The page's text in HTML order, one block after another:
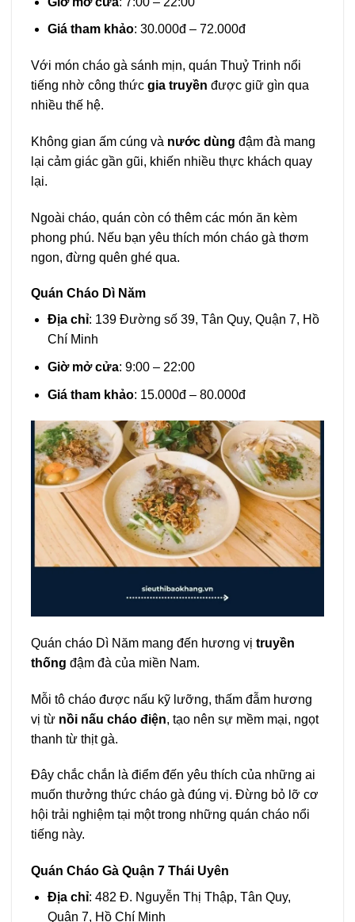
Giá tham khảo: 30.000đ – 72.000đ
Với món cháo gà sánh mịn, quán Thuỷ Trinh nổi
tiếng nhờ công thức gia truyền được giữ gìn qua
nhiều thế hệ.
Không gian ấm cúng và nước dùng đậm đà mang
lại cảm giác gần gũi, khiến nhiều thực khách quay
lại.
Ngoài cháo, quán còn có thêm các món ăn kèm
phong phú. Nếu bạn yêu thích món cháo gà thơm
ngon, đừng quên ghé qua.
Quán Cháo Dì Năm
Địa chỉ: 139 Đường số 39, Tân Quy, Quận 7, Hồ
Chí Minh
Giờ mở cửa: 9:00 – 22:00
Giá tham khảo: 15.000đ – 80.000đ
Quán cháo Dì Năm mang đến hương vị truyền
thống đậm đà của miền Nam.
Mỗi tô cháo được nấu kỹ lưỡng, thấm đẫm hương
vị từ nồi nấu cháo điện, tạo nên sự mềm mại, ngọt
thanh từ thịt gà.
Đây chắc chắn là điểm đến yêu thích của những ai
muốn thưởng thức cháo gà đúng vị. Đừng bỏ lỡ cơ
hội trải nghiệm tại một trong những quán cháo nổi
tiếng này.
Quán Cháo Gà Quận 7 Thái Uyên
Địa chỉ: 482 Đ. Nguyễn Thị Thập, Tân Quy,
Quận 7, Hồ Chí Minh